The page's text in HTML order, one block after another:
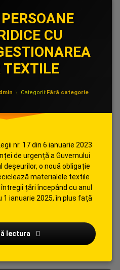
CU
TEXTILE
Categorii:Fără categorie
nr. 17 din 6 ianuarie 2023
de urgență a Guvernului
deșeurilor, o nouă obligație
materialele textile
țări începând cu anul
1 ianuarie 2025, în plus față
lectura INFORMARE PERSOANE